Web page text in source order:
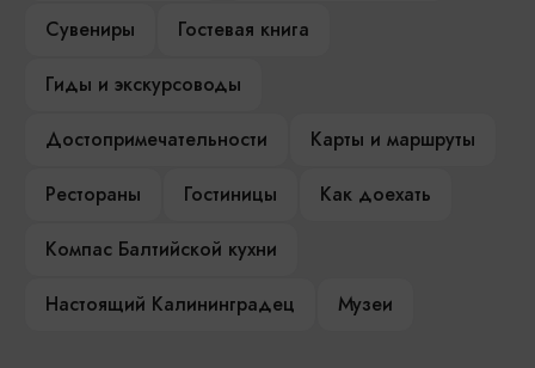
Сувениры
Гостевая книга
Гиды и экскурсоводы
Достопримечательности
Карты и маршруты
Рестораны
Гостиницы
Как доехать
Компас Балтийской кухни
Настоящий Калининградец
Музеи